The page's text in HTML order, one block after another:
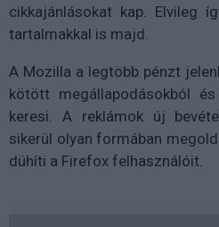
cikkajánlásokat kap. Elvileg
tartalmakkal is majd.
A Mozilla a legtöbb pénzt
kötött megállapodásokból
keresi. A reklámok új
sikerül olyan formában
dühíti a Firefox felhasználóit.